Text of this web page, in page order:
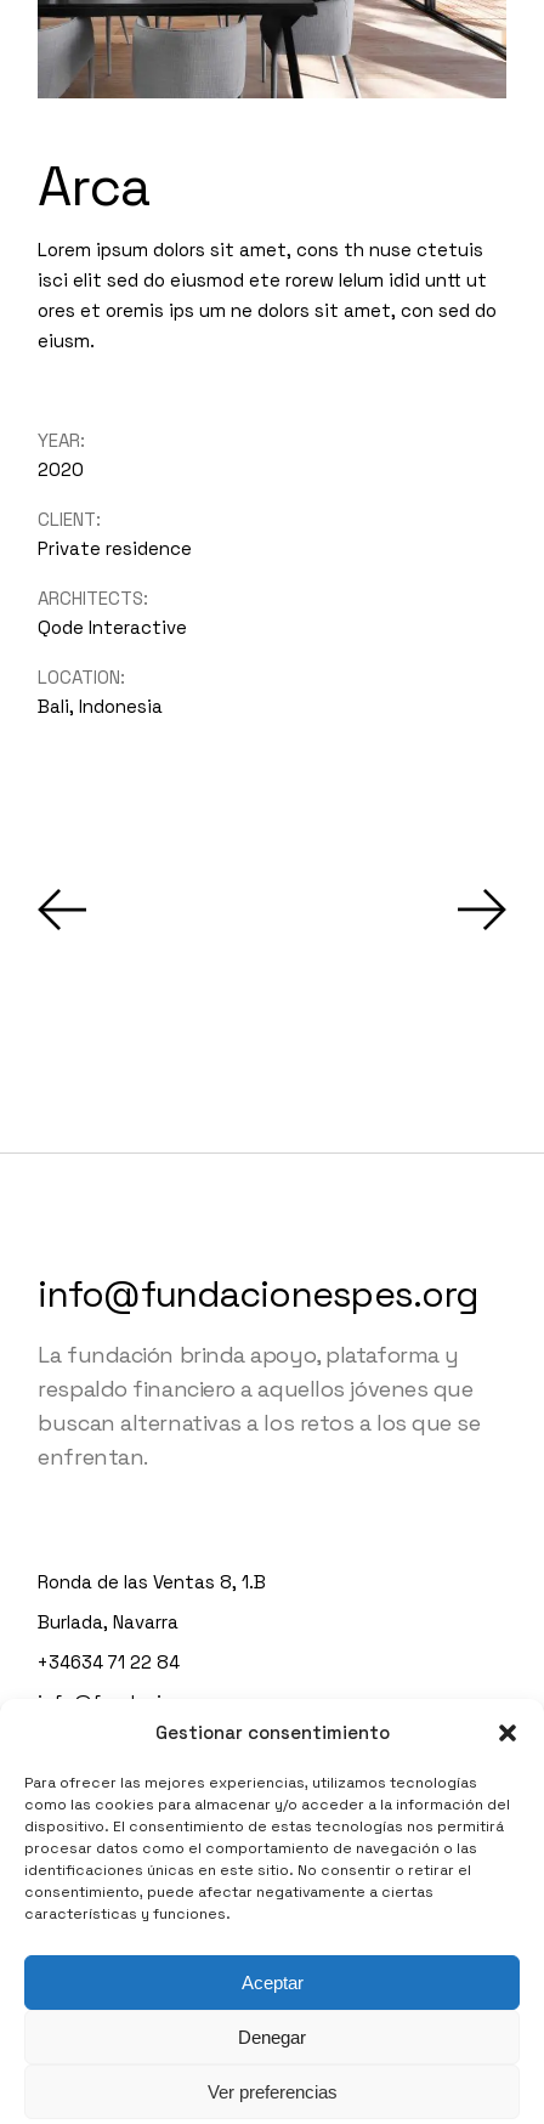
Gestionar consentimiento
Para ofrecer las mejores experiencias, utilizamos tecnologías
como las cookies para almacenar y/o acceder a la información del
dispositivo. El consentimiento de estas tecnologías nos permitirá
procesar datos como el comportamiento de navegación o las
identificaciones únicas en este sitio. No consentir o retirar el
consentimiento, puede afectar negativamente a ciertas
características y funciones.
Aceptar
Denegar
Ver preferencias
Arca
Lorem ipsum dolors sit amet, cons th nuse ctetuis
isci elit sed do eiusmod ete rorew lelum idid untt ut
ores et oremis ips um ne dolors sit amet, con sed do
eiusm.
YEAR:
2020
CLIENT:
Private residence
ARCHITECTS:
Qode Interactive
LOCATION:
Bali, Indonesia
info@fundacionespes.org
La fundación brinda apoyo, plataforma y
respaldo financiero a aquellos jóvenes que
buscan alternativas a los retos a los que se
enfrentan.
Ronda de las Ventas 8, 1.B
Burlada, Navarra
+34634 71 22 84
info@fundacionespes.org
Política de privacidad
Aviso legal